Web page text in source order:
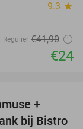
9.3 star
Regulier €41,90
€24
+
bij Bistro